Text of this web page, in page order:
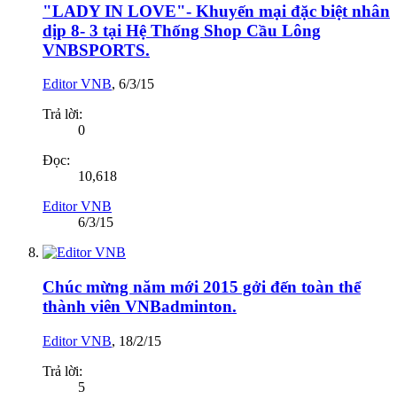
"LADY IN LOVE"- Khuyến mại đặc biệt nhân
dịp 8- 3 tại Hệ Thống Shop Cầu Lông
VNBSPORTS.
Editor VNB, 6/3/15
Trả lời:
0
Đọc:
10,618
Editor VNB
6/3/15
Chúc mừng năm mới 2015 gởi đến toàn thể
thành viên VNBadminton.
Editor VNB, 18/2/15
Trả lời:
5